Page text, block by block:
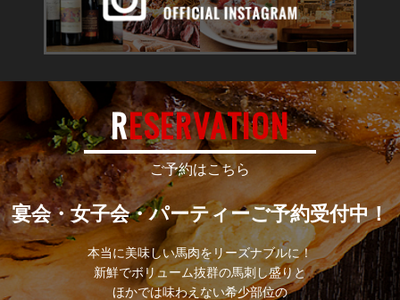
RESERVATION
ご予約はこちら
宴会・女子会・パーティーご予約受付中！
本当に美味しい馬肉をリーズナブルに！
新鮮でボリューム抜群の馬刺し盛りと
ほかでは味わえない希少部位の